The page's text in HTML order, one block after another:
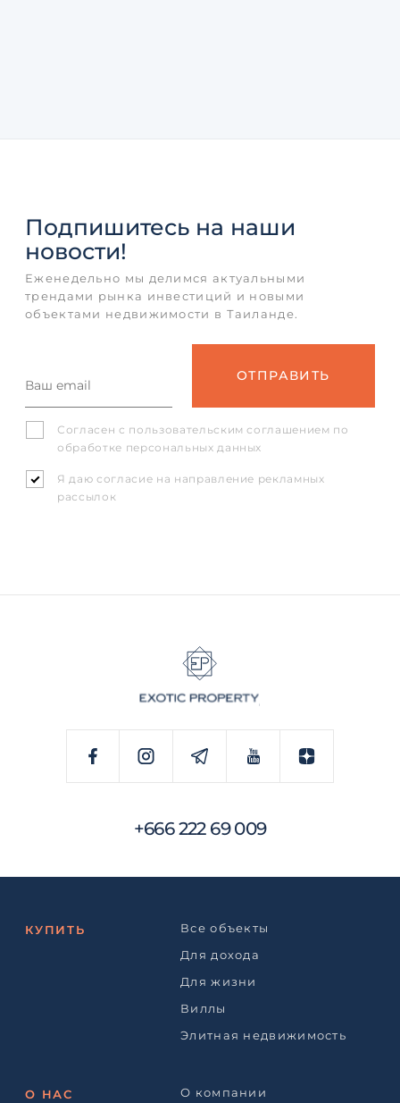
Подпишитесь на наши
новости!
Еженедельно мы делимся актуальными
трендами рынка инвестиций и новыми
объектами недвижимости в Таиланде.
Согласен с пользовательским соглашением по
обработке персональных данных
Я даю согласие на направление рекламных
рассылок
+666 222 69 009
КУПИТЬ
Все объекты
Для дохода
Для жизни
Виллы
Элитная недвижимость
О НАС О компании